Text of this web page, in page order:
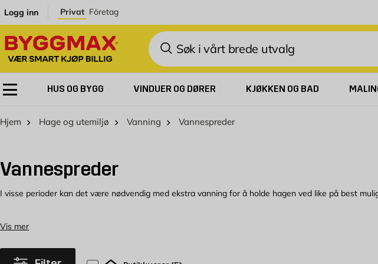
Logg inn Privat Företag
Søk
HUS OG BYGG VINDUER OG DØRER KJØKKEN OG BAD
Hjem Hage og utemiljø Vanning Vannespreder
Vannespreder
I visse perioder kan det være nødvendig med ekstra vanning for å holde hagen ved like på best
Vannspredere og sprinklere til hagen din
liten vannspreder eller en større modell, finner du det hos oss. Vi tilbyr modeller med justerbare
Vis mer